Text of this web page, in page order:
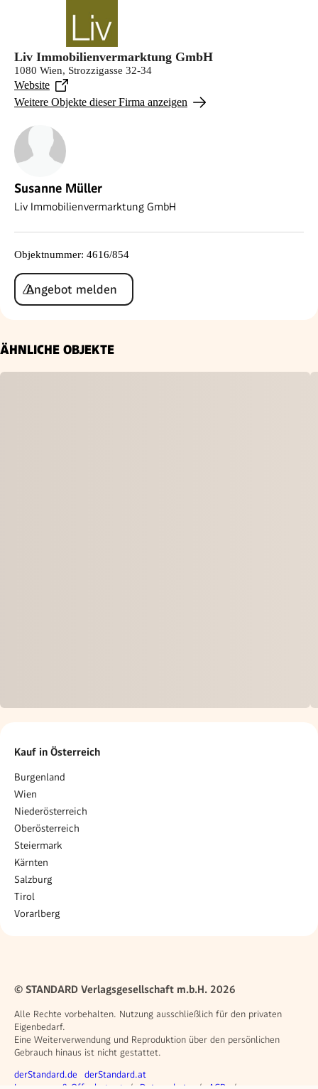
Liv Immobilienvermarktung GmbH
1080 Wien, Strozzigasse 32-34
Website
Weitere Objekte dieser Firma anzeigen
Susanne Müller
Liv Immobilienvermarktung GmbH
Objektnummer: 4616/854
Angebot melden
ÄHNLICHE OBJEKTE
Kauf in Österreich
Burgenland
Wien
Niederösterreich
Oberösterreich
Steiermark
Kärnten
Salzburg
Tirol
Vorarlberg
© STANDARD Verlagsgesellschaft m.b.H. 2026
Alle Rechte vorbehalten. Nutzung ausschließlich für den privaten
Eigenbedarf.
Eine Weiterverwendung und Reproduktion über den persönlichen
Gebrauch hinaus ist nicht gestattet.
Weitere Angebote
derStandard.de derStandard.at